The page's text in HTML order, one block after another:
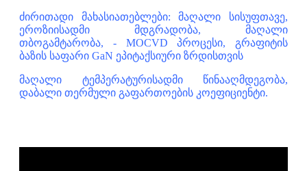
ძირითადი მახასიათებლები: მაღალი სისუფთავე,
ეროზიისადმი მდგრადობა, მაღალი
თბოგამტარობა, - MOCVD პროცესი, გრაფიტის
ბაზის საფარი GaN ეპიტაქსიური ზრდისთვის
მაღალი ტემპერატურისადმი წინააღმდეგობა,
დაბალი თერმული გაფართოების კოეფიციენტი.